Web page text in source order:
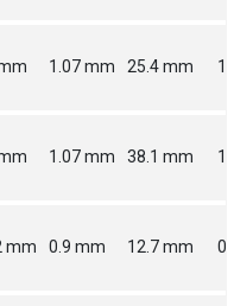
1.07 mm 25.4 mm 1
1.07 mm 38.1 mm
mm 0.9 mm 12.7 mm